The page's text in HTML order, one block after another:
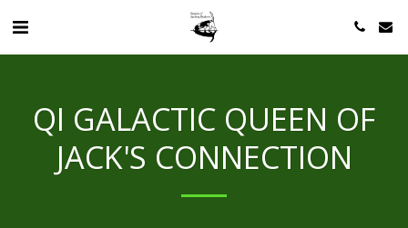
QI GALACTIC QUEEN OF
JACK'S CONNECTION